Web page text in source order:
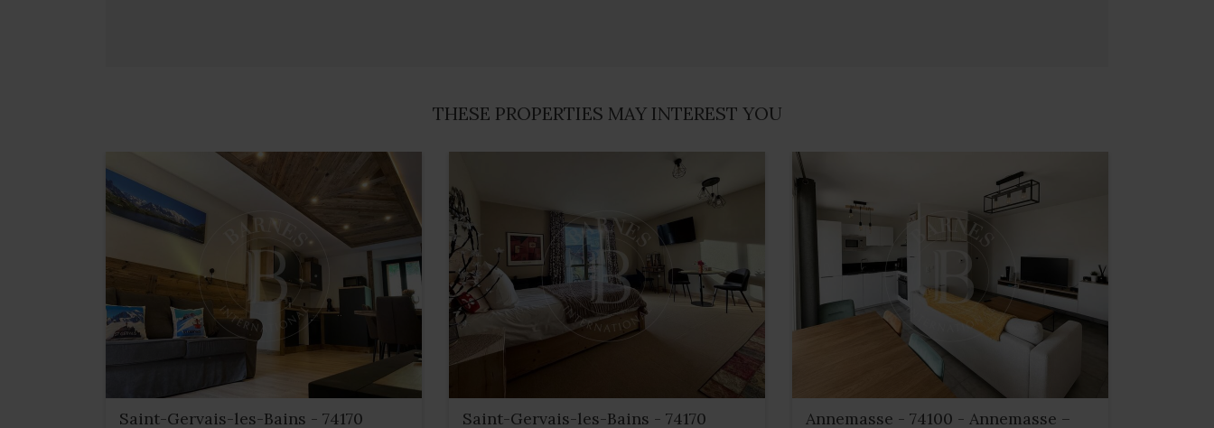
THESE PROPERTIES MAY INTEREST YOU
Saint-Gervais-les-Bains - 74170 Saint-Gervais-les-Bains - 74170
Annemasse - 74100 - Annemasse –